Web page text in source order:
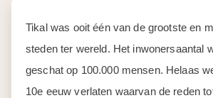
Tikal was ooit één van de grootste en
steden ter wereld. Het inwonersaantal
geschat op 100.000 mensen. Helaas
10e eeuw verlaten waarvan de reden